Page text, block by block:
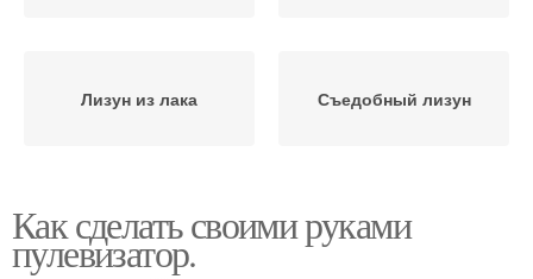
Лизун из лака Съедобный лизун
Как сделать своими руками
пулевизатор.